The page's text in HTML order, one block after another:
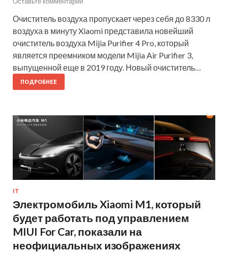
Очиститель воздуха пропускает через себя до 8330 л
воздуха в минуту Xiaomi представила новейший
очиститель воздуха Mijia Purifier 4 Pro, который
является преемником модели Mijia Air Purifier 3,
выпущенной еще в 2019 году. Новый очиститель…
ПОДРОБНЕЕ
IT
Электромобиль Xiaomi M1, который
будет работать под управлением
MIUI For Car, показали на
неофициальных изображениях